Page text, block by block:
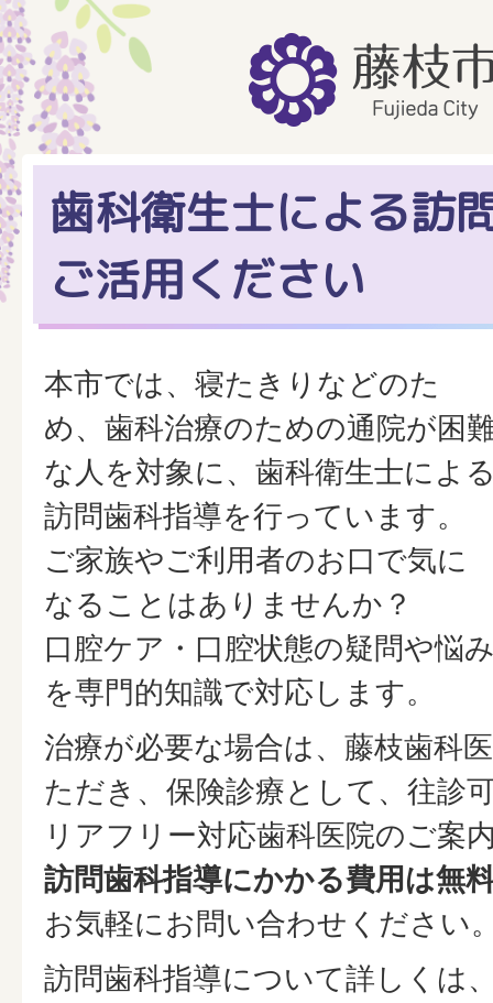
歯科衛生士による訪
ご活用ください
本市では、寝たきりなどのた
め、歯科治療のための通院が困
な人を対象に、歯科衛生士によ
訪問歯科指導を行っています。
ご家族やご利用者のお口で気に
なることはありませんか？
口腔ケア・口腔状態の疑問や悩
を専門的知識で対応します。
治療が必要な場合は、藤枝歯科
ただき、保険診療として、往診
リアフリー対応歯科医院のご案
訪問歯科指導にかかる費用は無
お気軽にお問い合わせください
訪問歯科指導について詳しくは